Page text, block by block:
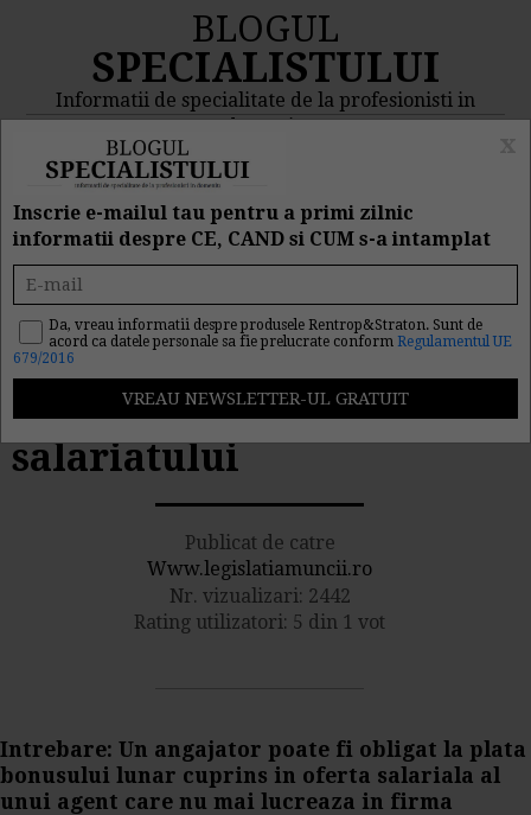
BLOGUL
SPECIALISTULUI
Informatii de specialitate de la profesionisti in
domeniu
MENIU
CIM pe durata
determinata. Durata nu
poate fi conditionata de
performantele
salariatului
Publicat de catre
Www.legislatiamuncii.ro
Nr. vizualizari: 2442
Rating utilizatori: 5 din 1 vot
Intrebare: Un angajator poate fi obligat la plata
bonusului lunar cuprins in oferta salariala al
unui agent care nu mai lucreaza in firma
Inscrie e-mailul tau pentru a primi zilnic
informatii despre CE, CAND si CUM s-a intamplat
Da, vreau informatii despre produsele Rentrop&Straton. Sunt de
acord ca datele personale sa fie prelucrate conform Regulamentul UE
679/2016